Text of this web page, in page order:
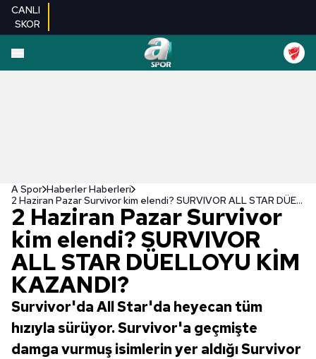
CANLI
SKOR
A Spor Haberler Haberleri
2 Haziran Pazar Survivor kim elendi? SURVIVOR ALL STAR DÜELLOYU KİM KAZANDI?
2 Haziran Pazar Survivor
kim elendi? SURVIVOR
ALL STAR DÜELLOYU KİM
KAZANDI?
Survivor'da All Star'da heyecan tüm
hızıyla sürüyor. Survivor'a geçmişte
damga vurmuş isimlerin yer aldığı Survivor